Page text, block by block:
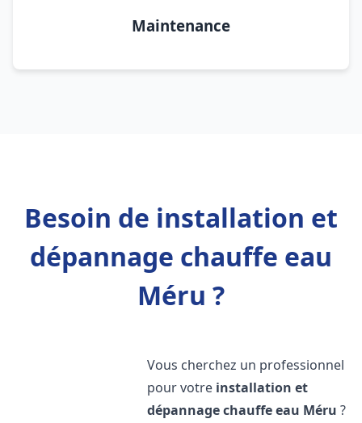
Maintenance
Besoin de installation et
dépannage chauffe eau
Méru ?
Vous cherchez un professionnel
pour votre installation et
dépannage chauffe eau Méru ?